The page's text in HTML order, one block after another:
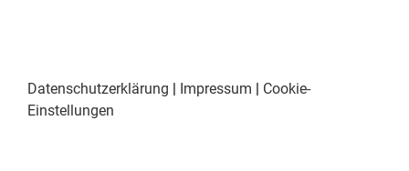
Datenschutzerklärung Impressum
Cookie-
Einstellungen